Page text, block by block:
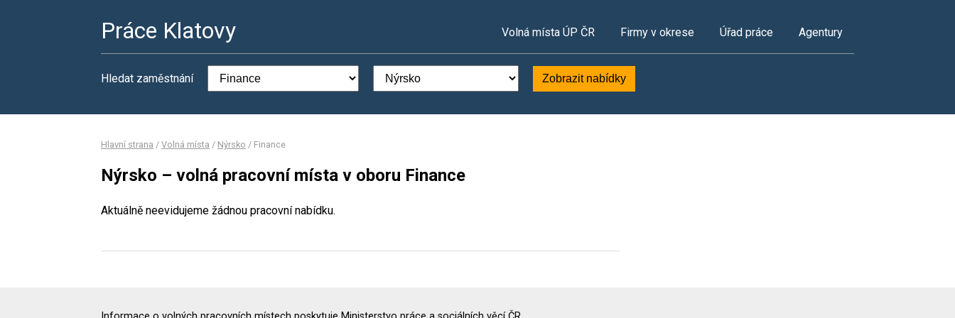
Práce Klatovy Volná místa ÚP ČR Firmy v okrese Úřad práce Agentury
Hledat zaměstnání Zobrazit nabídky
Hlavní strana / Volná místa / Nýrsko / Finance
Nýrsko – volná pracovní místa v oboru Finance
Aktuálně neevidujeme žádnou pracovní nabídku.